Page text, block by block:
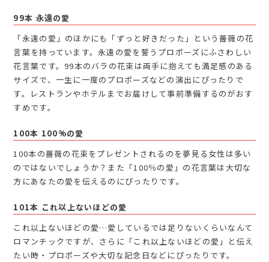
99本 永遠の愛
「永遠の愛」のほかにも「ずっと好きだった」という薔薇の花
言葉を持っています。永遠の愛を誓うプロポーズにふさわしい
花言葉です。99本のバラの花束は両手に抱えても満足感のある
サイズで、一生に一度のプロポーズなどの演出にぴったりで
す。レストランやホテルまでお届けして事前準備するのがおす
すめです。
100本 100%の愛
100本の薔薇の花束をプレゼントされるのを夢見る女性は多い
のではないでしょうか？また「100％の愛」の花言葉は大切な
方にあなたの愛を伝えるのにぴったりです。
101本 これ以上ないほどの愛
これ以上ないほどの愛…愛しているでは足りないくらいなんて
ロマンチックですが、さらに「これ以上ないほどの愛」と伝え
たい時・プロポーズや大切な記念日などにぴったりです。